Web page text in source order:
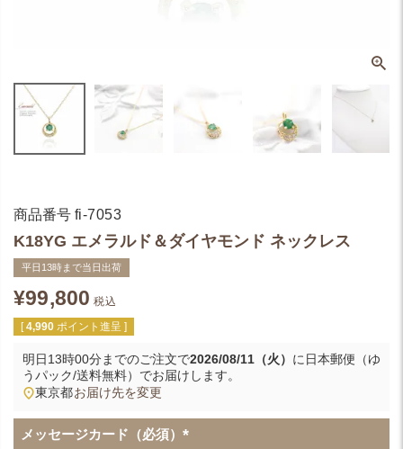
商品番号 fi-7053
K18YG エメラルド＆ダイヤモンド ネックレス
平日13時まで当日出荷
¥99,800 税込
[ 4,990 ポイント進呈 ]
明日13時00分までのご注文で2026/08/11（火） に 日本郵便（ゆ
うパック/送料無料） でお届けします。
東京都お届け先を変更
メッセージカード（必須）